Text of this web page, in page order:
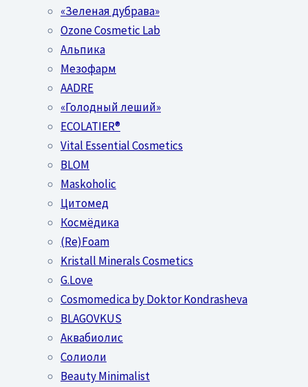
«Зеленая дубрава»
Ozone Cosmetic Lab
Альпика
Мезофарм
AADRE
«Голодный леший»
EСОLATIER®
Vital Essential Cosmetics
BLOM
Maskoholic
Цитомед
Космёдика
(Re)Foam
Kristall Minerals Cosmetics
G.Love
Cosmomedica by Doktor Kondrasheva
BLAGOVKUS
Аквабиолис
Солиоли
Beauty Minimalist